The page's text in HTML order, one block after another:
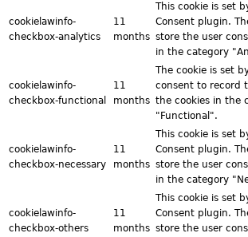
cookielawinfo-
checkbox-analytics
11
months
This cookie is set
Consent plugin.
store the user
in the category
cookielawinfo-
checkbox-functional
11
months
The cookie is set
consent to record
the cookies in the
"Functional".
cookielawinfo-
checkbox-necessary
11
months
This cookie is set
Consent plugin.
store the user
in the category
cookielawinfo-
checkbox-others
11
months
This cookie is set
Consent plugin.
store the user